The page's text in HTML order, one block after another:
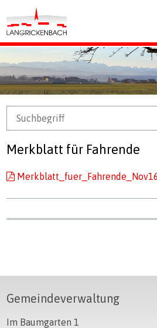
Navigieren in
Schnellnavigation
Merkblatt für Fahrende
Suchbegriff
Footer
Gemeindeverwaltung
Im Baumgarten 1